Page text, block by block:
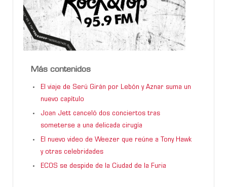
Más contenidos
El viaje de Serú Girán por Lebón y Aznar suma un
nuevo capítulo
Joan Jett canceló dos conciertos tras
someterse a una delicada cirugía
El nuevo video de Weezer que reúne a Tony Hawk
y otras celebridades
ECOS se despide de la Ciudad de la Furia